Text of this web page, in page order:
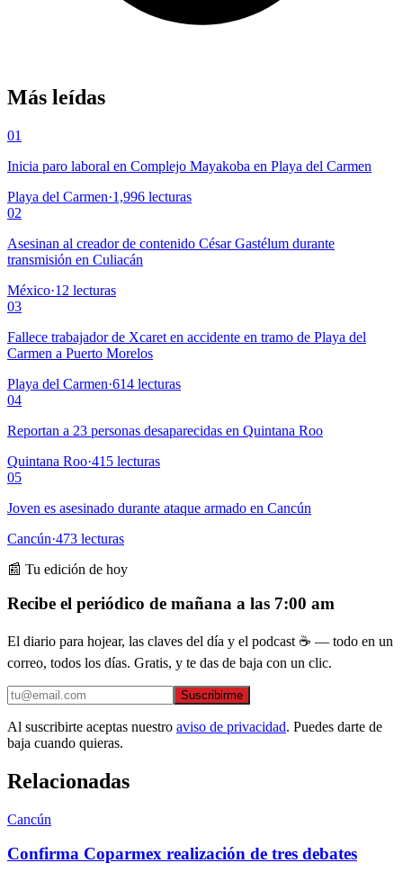
Más leídas
01
Inicia paro laboral en Complejo Mayakoba en Playa del Carmen
Playa del Carmen·1,996 lecturas
02
Asesinan al creador de contenido César Gastélum durante
transmisión en Culiacán
México·12 lecturas
03
Fallece trabajador de Xcaret en accidente en tramo de Playa del
Carmen a Puerto Morelos
Playa del Carmen·614 lecturas
04
Reportan a 23 personas desaparecidas en Quintana Roo
Quintana Roo·415 lecturas
05
Joven es asesinado durante ataque armado en Cancún
Cancún·473 lecturas
📰 Tu edición de hoy
Recibe el periódico de mañana a las 7:00 am
El diario para hojear, las claves del día y el podcast ☕ — todo en un
correo, todos los días. Gratis, y te das de baja con un clic.
Suscribirme
Al suscribirte aceptas nuestro aviso de privacidad. Puedes darte de
baja cuando quieras.
Relacionadas
Cancún
Confirma Coparmex realización de tres debates